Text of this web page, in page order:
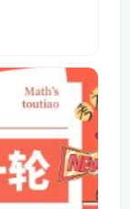
进化的方向，
环境稳态的意
过程和机制，